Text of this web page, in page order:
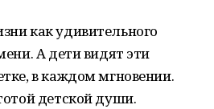
как удивительного
А дети видят эти
в каждом мгновении.
детской души.